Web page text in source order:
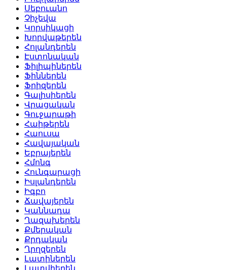
Սեբուանո
Չիչեվա
Կորսիկացի
Խորվաթերեն
Հոլանդերեն
Էստոնական
Ֆիլիպիներեն
Ֆիններեն
Ֆրիզերեն
Գալիսիերեն
Վրացական
Գուջարաթի
Հաիթերեն
Հաուսա
Հավայական
Եբրայերեն
Հմոնգ
Հունգարացի
Իսլանդերեն
Իգբո
Ճավայերեն
Կաննադա
Ղազախերեն
Քմերական
Քրդական
Ղրղզերեն
Լատիներեն